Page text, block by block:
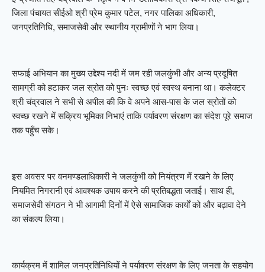
जिला पंचायत सीईओ श्री प्रेम कुमार पटेल, नगर पालिका अधिकारी,
जनप्रतिनिधि, समाजसेवी और स्थानीय ग्रामीणों ने भाग लिया।
सफाई अभियान का मुख्य उद्देश्य नदी में जम रही जलकुंभी और अन्य प्रदूषित
सामग्री को हटाकर जल स्रोत को पुनः स्वच्छ एवं स्वस्थ बनाना था। कलेक्टर
श्री चंद्रवाल ने सभी से अपील की कि वे अपने आस-पास के जल स्रोतों को
स्वच्छ रखने में सक्रिय भूमिका निभाएं ताकि पर्यावरण संरक्षण का संदेश पूरे समाज
तक पहुँच सके।
इस अवसर पर वनमण्डलाधिकारी ने जलकुंभी को नियंत्रण में रखने के लिए
नियमित निगरानी एवं आवश्यक उपाय करने की प्रतिबद्धता जताई। साथ ही,
समाजसेवी संगठन ने भी आगामी दिनों में ऐसे सामाजिक कार्यों को और बढ़ावा देने
का संकल्प लिया।
कार्यक्रम में शामिल जनप्रतिनिधियों ने पर्यावरण संरक्षण के लिए जनता के सहयोग